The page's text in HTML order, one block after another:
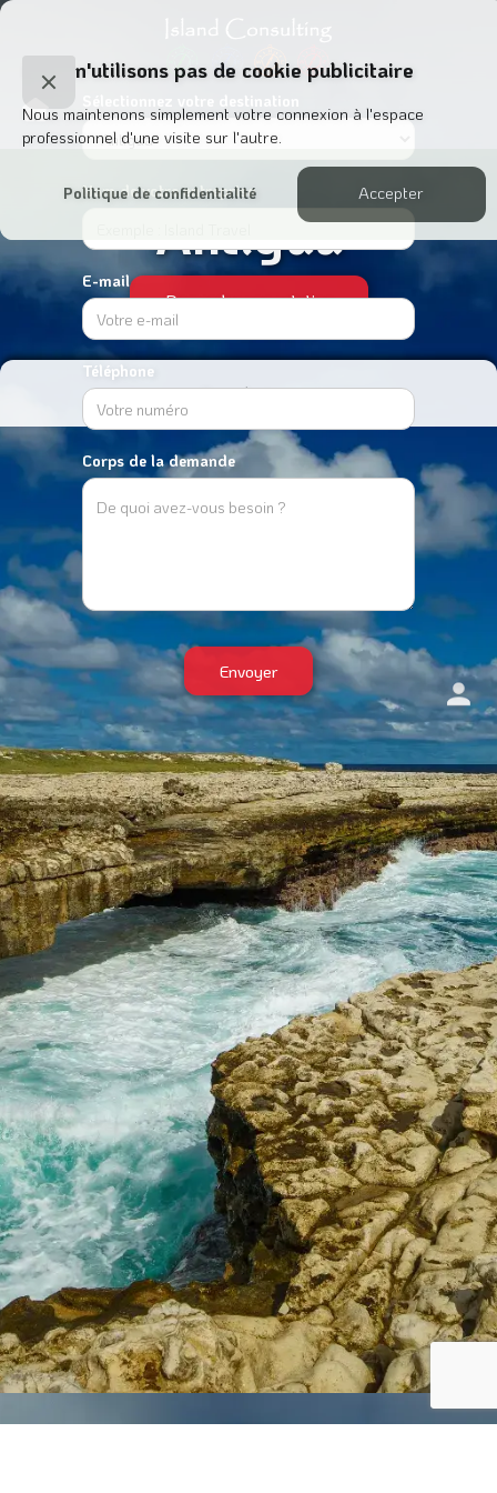
Nom de votre entreprise
E-mail
Téléphone
Corps de la demande
Antigua
Demander une cotation
Ouvrir le menu
Close
Cookie
Popup
Nous n'utilisons pas de cookie publicitaire
Nous maintenons simplement votre connexion à l'espace
professionnel d'une visite sur l'autre.
Politique de confidentialité Accepter